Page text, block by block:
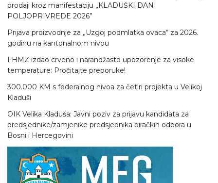
prodaji kroz manifestaciju „KLADUŠKI DANI
POLJOPRIVREDE 2026”
Prijava proizvodnje za „Uzgoj podmlatka ovaca“ za 2026.
godinu na kantonalnom nivou
FHMZ izdao crveno i narandžasto upozorenje za visoke
temperature: Pročitajte preporuke!
300.000 KM s federalnog nivoa za četiri projekta u Velikoj
Kladuši
OIK Velika Kladuša: Javni poziv za prijavu kandidata za
predsjednike/zamjenike predsjednika biračkih odbora u
Bosni i Hercegovini